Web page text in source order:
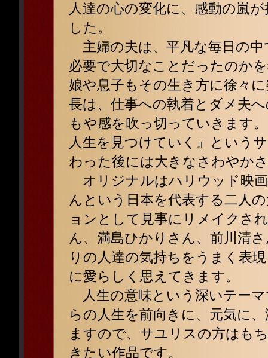
人達の心の変化に、感動の嵐
した。
主婦の夫は、平凡な毎日の
必要で大切なことだったのか
娘や息子もその生き方に徐々
長は、仕事への執着とダメ夫
もや感を吹っ切っていきます
人生を見つけていく』という
わった後には大きなさわやか
オリジナルはハリウッド映
んという日本を代表する二人
ョンとして見事にリメイクさ
ん、満島ひかりさん、前川清
りの人達の気持ちをうまく表
に愛らしく思えてきます。
人生の意味という深いテー
らの人生を前向きに、元気に
ますので、サユリスの方はも
きたい作品です。